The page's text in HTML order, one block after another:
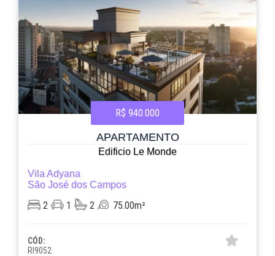
R$ 940.000
APARTAMENTO
Edificio Le Monde
Vila Adyana
São José dos Campos
2 1 2 75.00m²
CÓD:
RI9052